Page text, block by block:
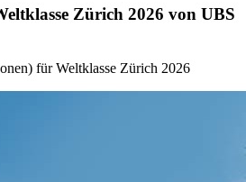
Zürich 2026 von UBS
für Weltklasse Zürich 2026